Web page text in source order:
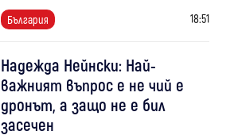
България 18:51
Надежда Нейнски: Най-
важният въпрос е не чий е
дронът, а защо не е бил
засечен